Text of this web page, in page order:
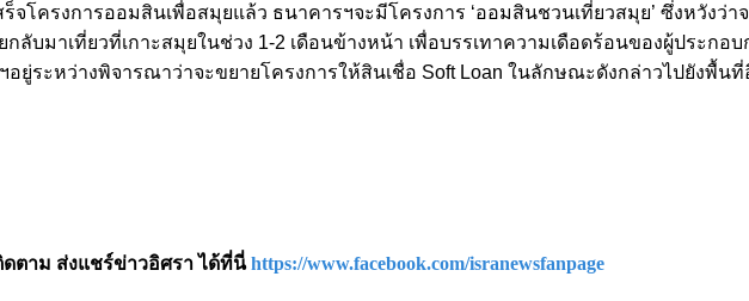
จโครงการออมสินเพื่อสมุยแล้ว ธนาคารฯจะมีโครงการ ‘ออมสินชวนเที่ยวสมุย’ ซึ่งหวังว่า
กลับมาเที่ยวที่เกาะสมุยในช่วง 1-2 เดือนข้างหน้า เพื่อบรรเทาความเดือดร้อนของผู้ประกอบ
ยู่ระหว่างพิจารณาว่าจะขยายโครงการให้สินเชื่อ Soft Loan ในลักษณะดังกล่าวไปยังพื้นที่
ตาม ส่งแชร์ข่าวอิศรา ได้ที่นี่ https://www.facebook.com/isranewsfanpage